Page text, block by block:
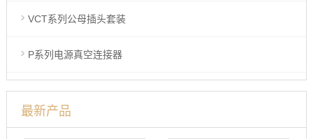
VCT系列公母插头套装
P系列电源真空连接器
最新产品